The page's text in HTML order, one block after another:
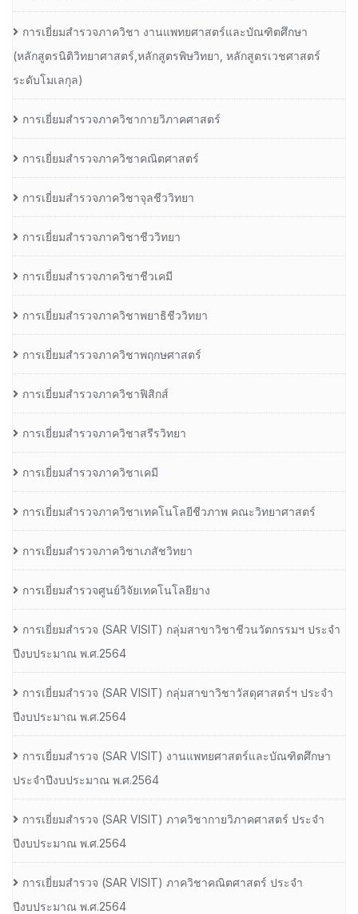
การเยี่ยมสำรวจภาควิชา งานแพทยศาสตร์และบัณฑิตศึกษา
(หลักสูตรนิติวิทยาศาสตร์,หลักสูตรพิษวิทยา, หลักสูตรเวชศาสตร์
ระดับโมเลกุล)
การเยี่ยมสำรวจภาควิชากายวิภาคศาสตร์
การเยี่ยมสำรวจภาควิชาคณิตศาสตร์
การเยี่ยมสำรวจภาควิชาจุลชีววิทยา
การเยี่ยมสำรวจภาควิชาชีววิทยา
การเยี่ยมสำรวจภาควิชาชีวเคมี
การเยี่ยมสำรวจภาควิชาพยาธิชีววิทยา
การเยี่ยมสำรวจภาควิชาพฤกษศาสตร์
การเยี่ยมสำรวจภาควิชาฟิสิกส์
การเยี่ยมสำรวจภาควิชาสรีรวิทยา
การเยี่ยมสำรวจภาควิชาเคมี
การเยี่ยมสำรวจภาควิชาเทคโนโลยีชีวภาพ คณะวิทยาศาสตร์
การเยี่ยมสำรวจภาควิชาเภสัชวิทยา
การเยี่ยมสำรวจศูนย์วิจัยเทคโนโลยียาง
การเยี่ยมสํารวจ (SAR VISIT) กลุ่มสาขาวิชาชีวนวัตกรรมฯ ประจํา
ปีงบประมาณ พ.ศ.2564
การเยี่ยมสํารวจ (SAR VISIT) กลุ่มสาขาวิชาวัสดุศาสตร์ฯ ประจํา
ปีงบประมาณ พ.ศ.2564
การเยี่ยมสํารวจ (SAR VISIT) งานแพทยศาสตร์และบัณฑิตศึกษา
ประจําปีงบประมาณ พ.ศ.2564
การเยี่ยมสํารวจ (SAR VISIT) ภาควิชากายวิภาคศาสตร์ ประจํา
ปีงบประมาณ พ.ศ.2564
การเยี่ยมสํารวจ (SAR VISIT) ภาควิชาคณิตศาสตร์ ประจํา
ปีงบประมาณ พ.ศ.2564